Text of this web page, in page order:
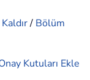
/ Bölüm
Kutuları Ekle